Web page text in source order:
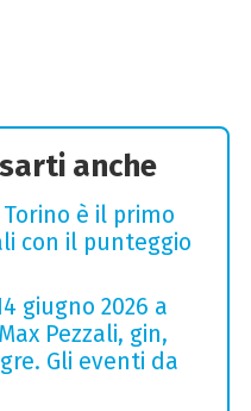
anche
è il primo
con il punteggio
giugno 2026 a
Pezzali, gin,
Gli eventi da